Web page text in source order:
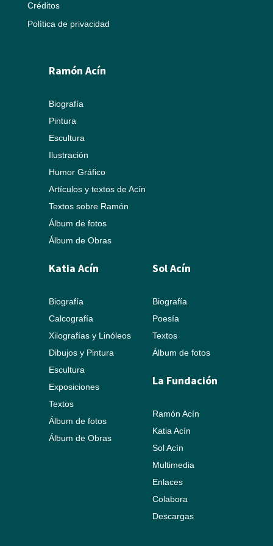
Créditos
Política de privacidad
Ramón Acín
Biografía
Pintura
Escultura
Ilustración
Humor Gráfico
Artículos y textos de Acín
Textos sobre Ramón
Álbum de fotos
Álbum de Obras
Katia Acín
Biografía
Calcografía
Xilografías y Linóleos
Dibujos y Pintura
Escultura
Exposiciones
Textos
Álbum de fotos
Álbum de Obras
Sol Acín
Biografía
Poesía
Textos
Álbum de fotos
La Fundación
Ramón Acín
Katia Acín
Sol Acín
Multimedia
Enlaces
Colabora
Descargas